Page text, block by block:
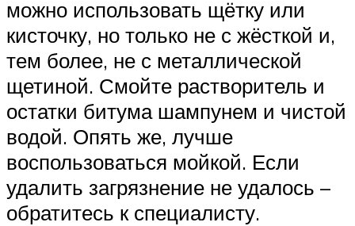
можно использовать щётку или
кисточку, но только не с жёсткой и,
тем более, не с металлической
щетиной. Смойте растворитель и
остатки битума шампунем и чистой
водой. Опять же, лучше
воспользоваться мойкой. Если
удалить загрязнение не удалось –
обратитесь к специалисту.